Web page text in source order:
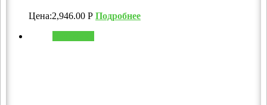
Цена:2,946.00 Р Подробнее